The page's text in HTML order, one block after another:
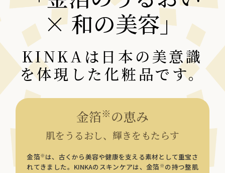
× 和の美容」
KINKAは日本の美意識
を体現した化粧品です。
金箔※の恵み
肌をうるおし、輝きをもたらす
金箔※ は、古くから美容や健康を支える素材として重宝さ
れてきました。KINKAのスキンケアは、金箔 ※ の持つ整肌